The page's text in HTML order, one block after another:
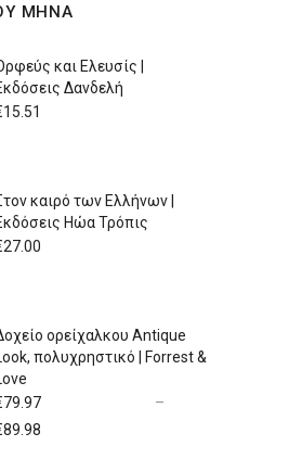
ΜΗΝΑ
και Ελευσίς |
Δανδελή
15.51
καιρό των Ελλήνων |
Ηώα Τρόπις
27.00
ορείχαλκου Antique
πολυχρηστικό | Forrest &
79.97
–
89.98